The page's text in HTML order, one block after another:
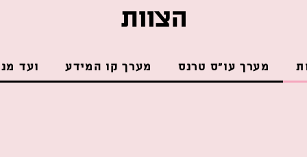
הצוות
מערך עו״ס טרנס מערך קו המידע ועד